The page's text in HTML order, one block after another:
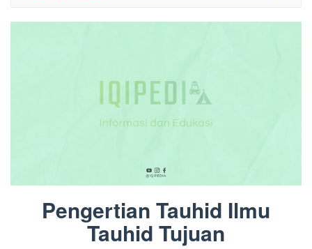
Pengertian Tauhid Ilmu
Tauhid Tujuan